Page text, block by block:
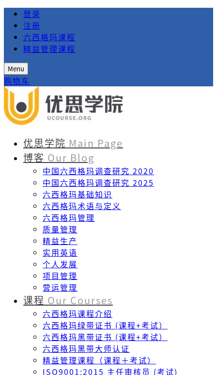
登录
注册
六西格玛课程
精益管理课程
Menu
购物车
优思学院 Main Page
博客 Our Blog
中国六西格玛调查研究 2020
中国六西格玛调查研究 2025
六西格玛基础知识
六西格玛术语与定义
六西格玛管理
质量管理
精益生产
实用英语
个人发展
项目管理
营运管理
课程 Our Courses
六西格玛课程介绍
六西格玛绿带证书 (课程+考试）
六西格玛黑带证书 (课程+考试）
六西格玛黑带大师认证
精益管理课程（课程＋考试）
ISO9001:2015 主任审核员 (考试)